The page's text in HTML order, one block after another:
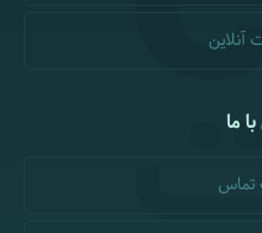
آنلاین
ما
تماس